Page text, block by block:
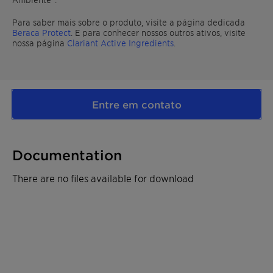
Para saber mais sobre o produto, visite a página dedicada
Beraca Protect . E para conhecer nossos outros ativos, visite
nossa página Clariant Active Ingredients
Entre em contato
Documentation
There are no files available for download